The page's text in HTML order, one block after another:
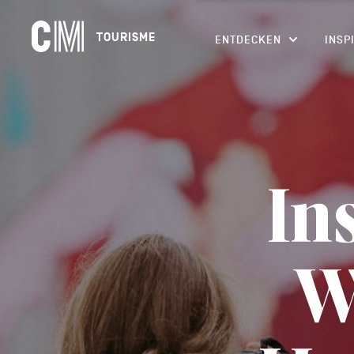
CM
Tourisme
TOURISME
Navigation
principale
ENTDECKEN
einer
einer
Unterkunft…